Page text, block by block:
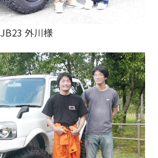
JB23 外川様